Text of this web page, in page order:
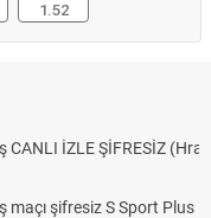
1.52
(Hradec Kralove
S Sport Plus izle, Hradec